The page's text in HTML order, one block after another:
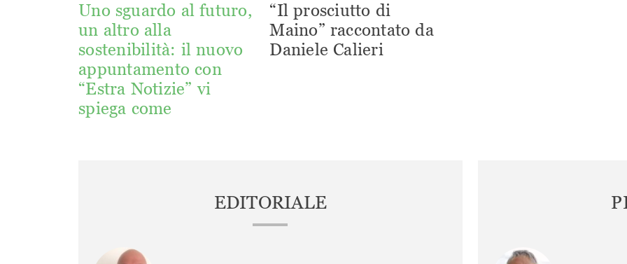
Uno sguardo al futuro,
un altro alla
sostenibilità: il nuovo
appuntamento con
“Estra Notizie” vi
spiega come
“Il prosciutto di
Maino” raccontato da
Daniele Calieri
EDITORIALE